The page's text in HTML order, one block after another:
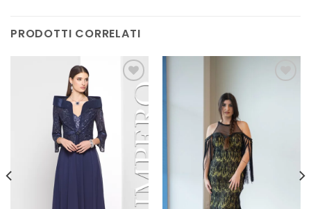
PRODOTTI CORRELATI
AGGIUNGI
ALLA TUA
LISTA DEI
DESIDERI
LISTA DEI
DESIDERI